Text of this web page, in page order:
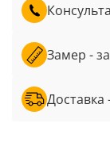
Замер -
Доставка